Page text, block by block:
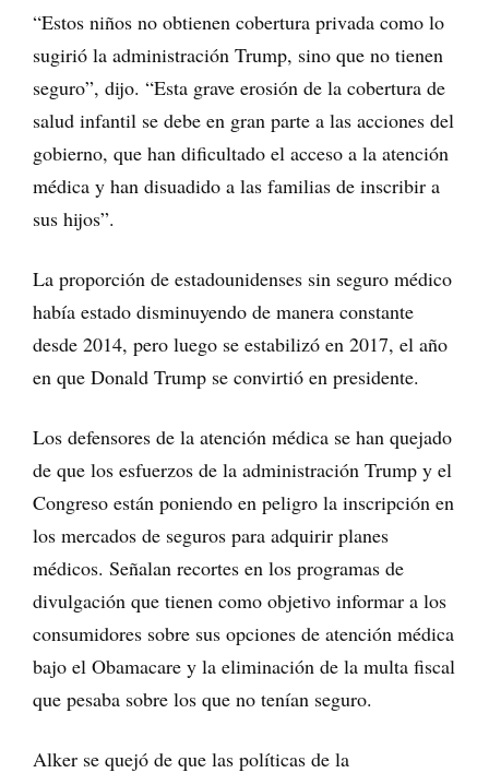
“Estos niños no obtienen cobertura privada como lo
sugirió la administración Trump, sino que no tienen
seguro”, dijo. “Esta grave erosión de la cobertura de
salud infantil se debe en gran parte a las acciones del
gobierno, que han dificultado el acceso a la atención
médica y han disuadido a las familias de inscribir a
sus hijos”.
La proporción de estadounidenses sin seguro médico
había estado disminuyendo de manera constante
desde 2014, pero luego se estabilizó en 2017, el año
en que Donald Trump se convirtió en presidente.
Los defensores de la atención médica se han quejado
de que los esfuerzos de la administración Trump y el
Congreso están poniendo en peligro la inscripción en
los mercados de seguros para adquirir planes
médicos. Señalan recortes en los programas de
divulgación que tienen como objetivo informar a los
consumidores sobre sus opciones de atención médica
bajo el Obamacare y la eliminación de la multa fiscal
que pesaba sobre los que no tenían seguro.
Alker se quejó de que las políticas de la